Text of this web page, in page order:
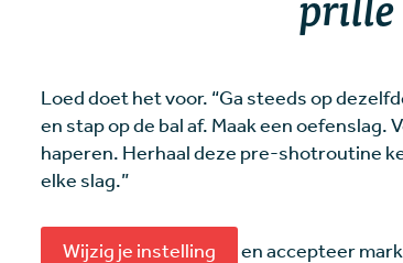
Loed doet het voor. “Ga steeds op
en stap op de bal af. Maak een oefenslag.
haperen. Herhaal deze pre-shotroutine
elke slag.”
Wijzig je instelling
en accepteer